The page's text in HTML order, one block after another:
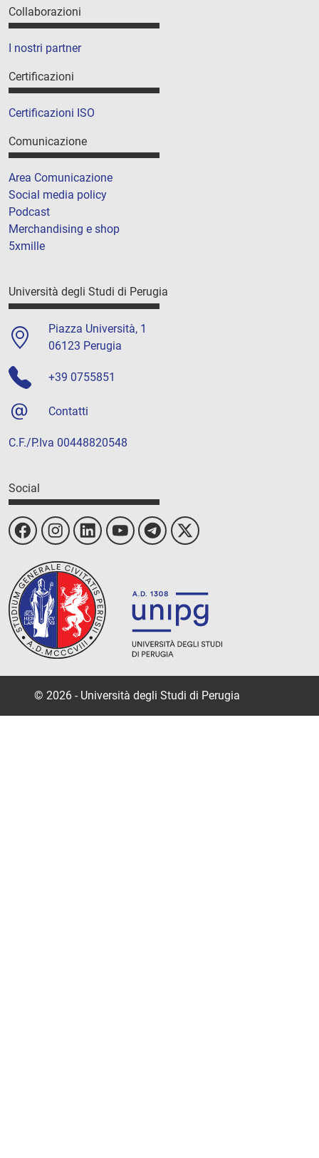
Collaborazioni
I nostri partner
Certificazioni
Certificazioni ISO
Comunicazione
Area Comunicazione
Social media policy
Podcast
Merchandising e shop
5xmille
Università degli Studi di Perugia
Piazza Università, 1
06123 Perugia
+39 0755851
Contatti
C.F./P.Iva 00448820548
Social
© 2026 - Università degli Studi di Perugia